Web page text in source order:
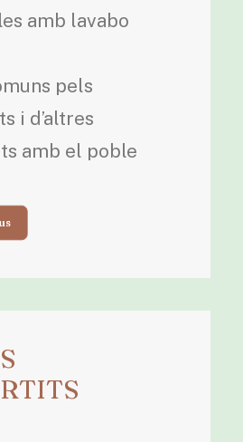
amb lavabo
pels
i d’altres
amb el poble